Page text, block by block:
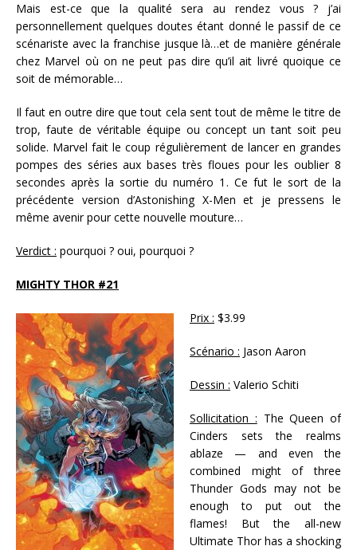
Mais est-ce que la qualité sera au rendez vous ? j’ai
personnellement quelques doutes étant donné le passif de ce
scénariste avec la franchise jusque là…et de manière générale
chez Marvel où on ne peut pas dire qu’il ait livré quoique ce
soit de mémorable…
Il faut en outre dire que tout cela sent tout de même le titre de
trop, faute de véritable équipe ou concept un tant soit peu
solide. Marvel fait le coup régulièrement de lancer en grandes
pompes des séries aux bases très floues pour les oublier 8
secondes après la sortie du numéro 1. Ce fut le sort de la
précédente version d’Astonishing X-Men et je pressens le
même avenir pour cette nouvelle mouture…
Verdict : pourquoi ? oui, pourquoi ?
MIGHTY THOR #21
Prix : $3.99
Scénario : Jason Aaron
Dessin : Valerio Schiti
Sollicitation : The Queen of
Cinders sets the realms
ablaze — and even the
combined might of three
Thunder Gods may not be
enough to put out the
flames! But the all-new
Ultimate Thor has a shocking